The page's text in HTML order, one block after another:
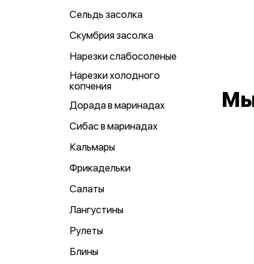
Сельдь засолка
Скумбрия засолка
Нарезки слабосоленые
Нарезки холодного
копчения
Дорада в маринадах
Сибас в маринадах
Кальмары
Фрикадельки
Салаты
Лангустины
Рулеты
Блины